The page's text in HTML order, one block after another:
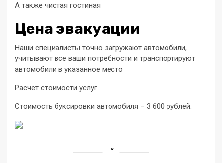
А также чистая гостиная
Цена эвакуации
Наши специалисты точно загружают автомобили,
учитывают все ваши потребности и транспортируют
автомобили в указанное место
Расчет стоимости услуг
Стоимость буксировки автомобиля – 3 600 рублей.